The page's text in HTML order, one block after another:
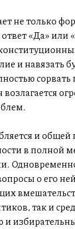
не только
«Да» или
и навязать
и
в полной
о его
так и
и